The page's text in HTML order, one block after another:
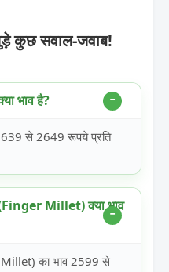
कुछ सवाल-जवाब!
भाव है?
से 2649 रूपये प्रति
Millet) क्या भाव
का भाव 2599 से